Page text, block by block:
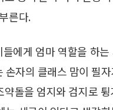
른다.
에게 엄마 역할을 하
자의 클래스 맘이 필
돌을 엄지와 검지로